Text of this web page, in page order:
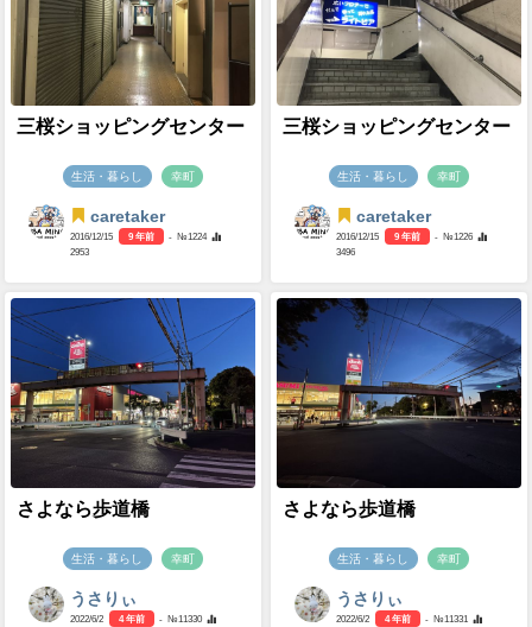
三桜ショッピングセンター
生活・暮らし 幸町
caretaker
2016/12/15 9 年前
- №1224
2953
三桜ショッピングセンター
生活・暮らし 幸町
caretaker
2016/12/15 9 年前
- №1226
3496
さよなら歩道橋
生活・暮らし 幸町
うさりぃ
2022/6/2 4 年前
- №11330
さよなら歩道橋
生活・暮らし 幸町
うさりぃ
2022/6/2 4 年前
- №11331